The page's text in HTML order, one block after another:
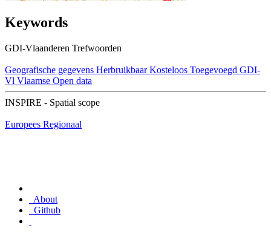
Keywords
GDI-Vlaanderen Trefwoorden
Geografische gegevens Herbruikbaar Kosteloos Toegevoegd GDI-
Vl Vlaamse Open data
INSPIRE - Spatial scope
Europees Regionaal
About
Github